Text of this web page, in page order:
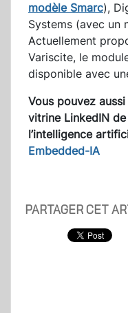
modèle Smarc),
Systems (avec un
Actuellement
Variscite, le
disponible avec
Vous pouvez
vitrine LinkedIN
l’intelligence
Embedded-IA
PARTAGER CET